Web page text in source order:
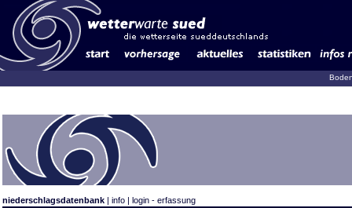
niederschlagsdatenbank | info | login - erfassung